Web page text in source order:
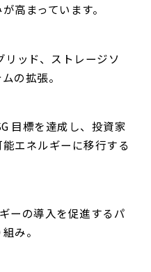
高まっています。
リッド、ストレージソ
の拡張。
目標を達成し、投資家
エネルギーに移行する
ーの導入を促進するパ
み。